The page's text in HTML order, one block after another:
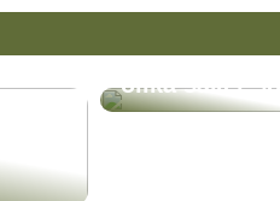
Få hjälp med
olika saker